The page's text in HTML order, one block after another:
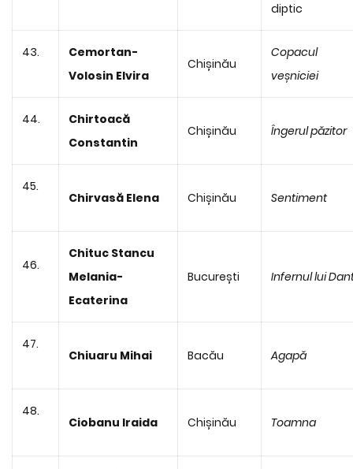
diptic
43.
Cemortan-
Volosin Elvira
Chișinău
Copacul
veșniciei
44.
Chirtoacă
Constantin
Chișinău Îngerul păzitor
45.
Chirvasă Elena Chișinău Sentiment
46.
Chituc Stancu
Melania-
Ecaterina
București Infernul lui
47.
Chiuaru Mihai Bacău Agapă
48.
Ciobanu Iraida Chișinău Toamna